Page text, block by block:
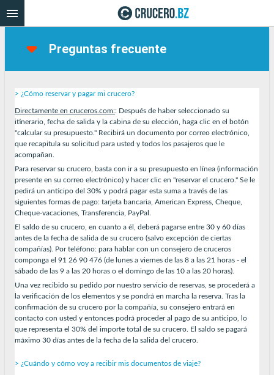
Preguntas frecuente
> ¿Cómo reservar y pagar mi crucero?
Directamente en cruceros.com:: Después de haber seleccionado su
itinerario, fecha de salida y la cabina de su elección, haga clic en el botón
"calcular su presupuesto." Recibirá un documento por correo electrónico,
que recapitula su solicitud para usted y todos los pasajeros que le
acompañan.
Para reservar su crucero, basta con ir a su presupuesto en línea (información
presente en su correo electrónico) y hacer clic en "reservar el crucero." Se le
pedirá un anticipo del 30% y podrá pagar esta suma a través de las
siguientes formas de pago: tarjeta bancaria, American Express, Cheque,
Cheque-vacaciones, Transferencia, PayPal.
El saldo de su crucero, en cuanto a él, deberá pagarse entre 30 y 60 días
antes de la fecha de salida de su crucero (salvo excepción de ciertas
compañías). Por teléfono: para hablar con un consejero de cruceros
componga el 91 26 90 476 (de lunes a viernes de las 8 a las 21 horas - el
sábado de las 9 a las 20 horas o el domingo de las 10 a las 20 horas).
Una vez recibido su pedido por nuestro servicio de reservas, se procederá a
la verificación de los elementos y se pondrá en marcha la reserva. Tras la
confirmación de su crucero por la compañía, su consejero entrará en
contacto con usted y entonces podrá proceder al pago de su anticipo, lo
que representa el 30% del importe total de su crucero. El saldo se pagará
máximo 30 días antes de la fecha de la salida del crucero.
> ¿Cuándo y cómo voy a recibir mis documentos de viaje?